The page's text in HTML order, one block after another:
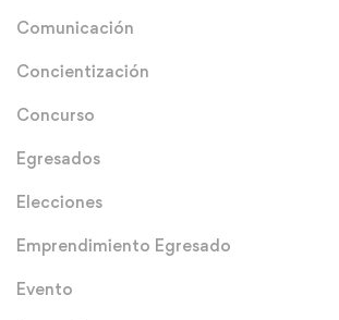
Comunicación
Concientización
Concurso
Egresados
Elecciones
Emprendimiento Egresado
Evento